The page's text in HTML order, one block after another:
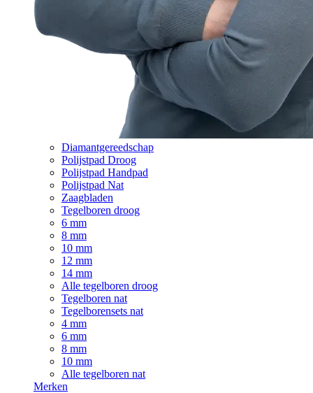
Diamantgereedschap
Polijstpad Droog
Polijstpad Handpad
Polijstpad Nat
Zaagbladen
Tegelboren droog
6 mm
8 mm
10 mm
12 mm
14 mm
Alle tegelboren droog
Tegelboren nat
Tegelborensets nat
4 mm
6 mm
8 mm
10 mm
Alle tegelboren nat
Merken